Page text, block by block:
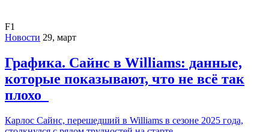
F1
Новости 29, март
Графика. Сайнс в Williams: данные,
которые показывают, что не всё так
плохо
Карлос Сайнс, перешедший в Williams в сезоне 2025 года,